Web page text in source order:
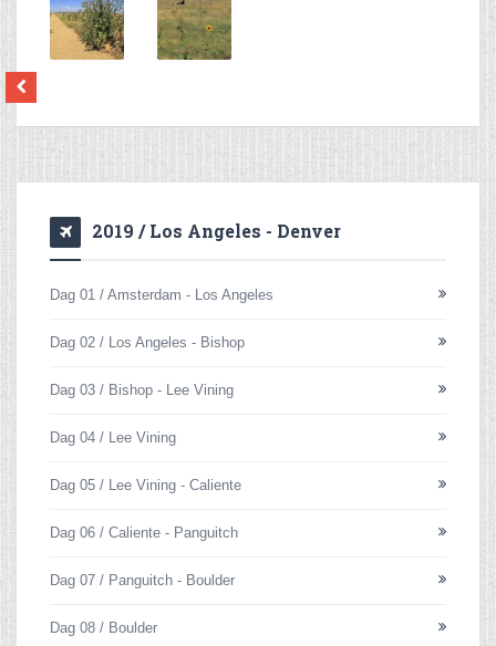
2019 / Los Angeles - Denver
Dag 01 / Amsterdam - Los Angeles
Dag 02 / Los Angeles - Bishop
Dag 03 / Bishop - Lee Vining
Dag 04 / Lee Vining
Dag 05 / Lee Vining - Caliente
Dag 06 / Caliente - Panguitch
Dag 07 / Panguitch - Boulder
Dag 08 / Boulder